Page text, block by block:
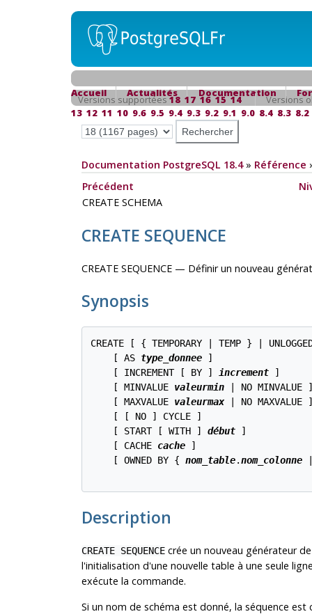
Accueil Actualités Documentation
Versions supportées18 17 16 15 14
Versions
13 12 11 10 9.6 9.5 9.4 9.3 9.2 9.1 9.0 8.4 8.3 8.2
Documentation PostgreSQL 18.4» Référence
Précédent
CREATE SCHEMA
CREATE SEQUENCE
CREATE SEQUENCE — Définir un nouveau
Synopsis
CREATE [ { TEMPORARY | TEMP } |
    [ AS
type_donnee ]
    [ INCREMENT [ BY ]
increment ]
    [ MINVALUE
valeurmin | NO MINVALUE
    [ MAXVALUE
valeurmax | NO MAXVALUE
    [ [ NO ] CYCLE ]
    [ START [ WITH ]
début ]
    [ CACHE
cache ]
    [ OWNED BY {
nom_table.nom_colonne
Description
CREATE SEQUENCEcrée un nouveau générateur
l'initialisation d'une nouvelle table à une seule
exécute la commande.
Si un nom de schéma est donné, la séquence est